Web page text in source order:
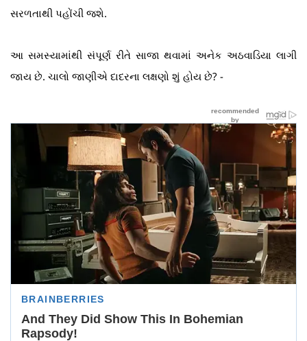
સરળતાથી પહોંચી જશે.
આ સમસ્યામાંથી સંપૂર્ણ રીતે સાજા થવામાં અનેક અઠવાડિયા લાગી
જાય છે. ચાલો જાણીએ દાદરના લક્ષણો શું હોય છે? -